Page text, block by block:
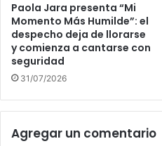
Paola Jara presenta “Mi
Momento Más Humilde”: el
despecho deja de llorarse
y comienza a cantarse con
seguridad
31/07/2026
Agregar un comentario